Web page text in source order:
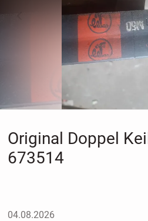
vorheriges Bild
Original Doppel
673514
04.08.2026